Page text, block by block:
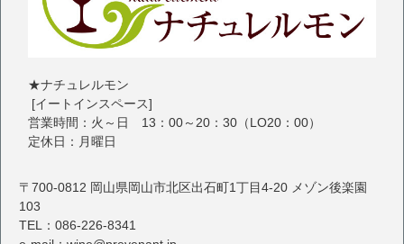
★ナチュレルモン
[イートインスペース]
営業時間：火～日 13：00～20：30（LO20：00）
定休日：月曜日
〒700-0812 岡山県岡山市北区出石町1丁目4-20 メゾン後楽園
103
TEL：086-226-8341